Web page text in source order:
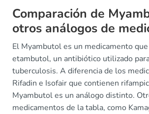
Comparación de
otros análogos de
El Myambutol es un medicamento
etambutol, un antibiótico utilizado
tuberculosis. A diferencia de los
Rifadin e Isofair que contienen
Myambutol es un análogo distinto.
medicamentos de la tabla, como